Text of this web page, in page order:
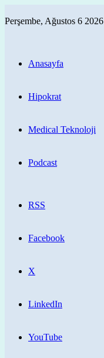
Perşembe, Ağustos 6 2026
Anasayfa
Hipokrat
Medical Teknoloji
Podcast
RSS
Facebook
X
LinkedIn
YouTube